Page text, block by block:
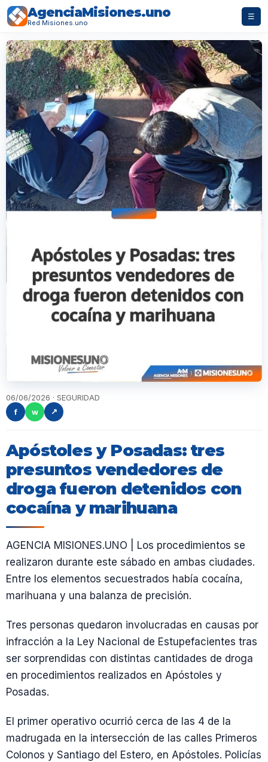
AgenciaMisiones.uno
Red Misiones.uno
☰
06/06/2026 · SEGURIDAD
f
w ↗
Apóstoles y Posadas: tres
presuntos vendedores de
droga fueron detenidos con
cocaína y marihuana
AGENCIA MISIONES.UNO | Los procedimientos se
realizaron durante este sábado en ambas ciudades.
Entre los elementos secuestrados había cocaína,
marihuana y una balanza de precisión.
Tres personas quedaron involucradas en causas por
infracción a la Ley Nacional de Estupefacientes tras
ser sorprendidas con distintas cantidades de droga
en procedimientos realizados en Apóstoles y
Posadas.
El primer operativo ocurrió cerca de las 4 de la
madrugada en la intersección de las calles Primeros
Colonos y Santiago del Estero, en Apóstoles. Policías